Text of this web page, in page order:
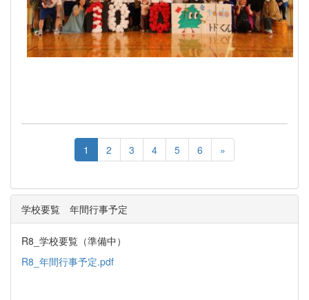
1 2 3 4 5 6 »
学校要覧 年間行事予定
R8_学校要覧（準備中）
R8_年間行事予定.pdf